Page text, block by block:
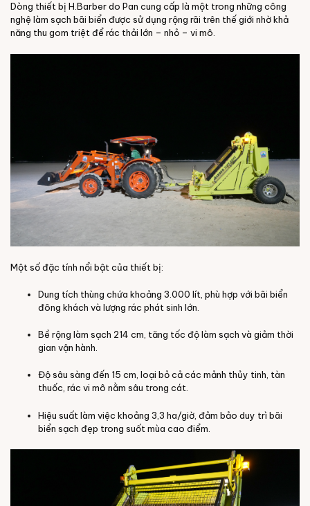
Dòng thiết bị H.Barber do Pan cung cấp là một trong những công
nghệ làm sạch bãi biển được sử dụng rộng rãi trên thế giới nhờ khả
năng thu gom triệt để rác thải lớn – nhỏ – vi mô.
Một số đặc tính nổi bật của thiết bị:
Dung tích thùng chứa khoảng 3.000 lít, phù hợp với bãi biển
đông khách và lượng rác phát sinh lớn.
Bề rộng làm sạch 214 cm, tăng tốc độ làm sạch và giảm thời
gian vận hành.
Độ sâu sàng đến 15 cm, loại bỏ cả các mảnh thủy tinh, tàn
thuốc, rác vi mô nằm sâu trong cát.
Hiệu suất làm việc khoảng 3,3 ha/giờ, đảm bảo duy trì bãi
biển sạch đẹp trong suốt mùa cao điểm.